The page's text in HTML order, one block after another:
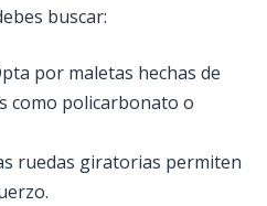
buscar:
por maletas hechas de
como policarbonato o
ruedas giratorias permiten